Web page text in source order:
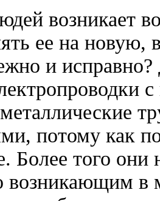
возникает
ее на новую,
и
потому как
Более того
возникающим в